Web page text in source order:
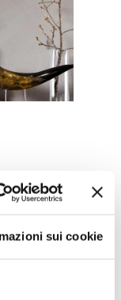
sui cookie
in finitura